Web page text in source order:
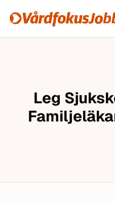
Hoppa till innehåll
Vårdfokusjobb
Leg